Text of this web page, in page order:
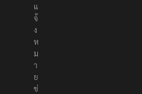
ธ์
แ
จ้
ง
ห
ม
า
ย